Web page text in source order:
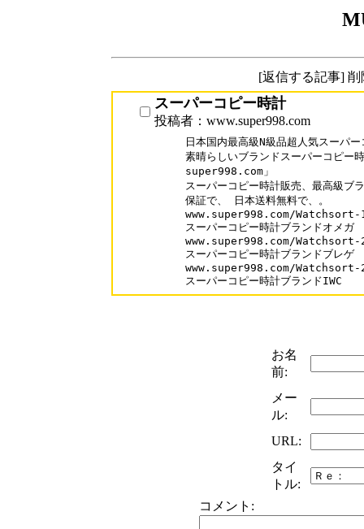
[返信する記事]
スーパーコピー時計
投稿者：www.super998.com
日本国内最高級N級品超人気スーパ
素晴らしいブランドスーパーコピー
super998.com」
スーパーコピー時計販売、最高級ブ
保証で、 日本送料無料で、。
www.super998.com/
スーパーコピー時計ブランドオメガ
www.super998.com/
スーパーコピー時計ブランドブレゲ
www.super998.com/
スーパーコピー時計ブランドIWC
お名
前:
メー
ル:
URL:
タイ
トル:
コメント: